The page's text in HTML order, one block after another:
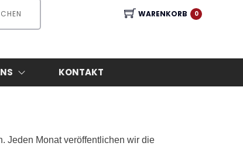
WARENKORB 0
KONTAKT
Jeden Monat veröffentlichen wir die